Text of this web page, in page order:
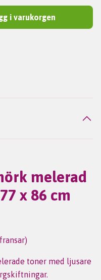
i varukorgen
melerad
x 86 cm
toner med ljusare